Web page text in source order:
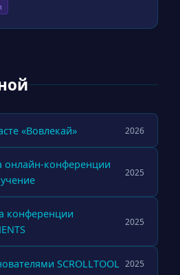
«Вовлекай» 2026
онлайн-конференции
2025
конференции
2025
SCROLLTOOL 2025